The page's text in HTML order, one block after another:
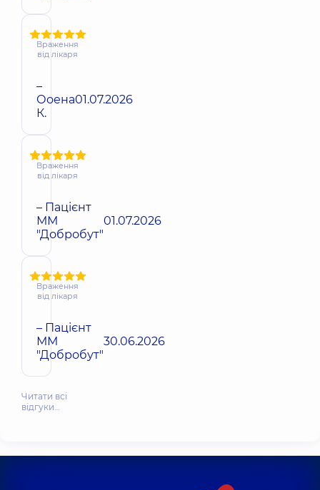
Враження
від лікаря
–
Ооена
К.
01.07.2026
Враження
від лікаря
– Пацієнт
ММ
"Добробут"
01.07.2026
Враження
від лікаря
– Пацієнт
ММ
"Добробут"
30.06.2026
Читати всі
відгуки…